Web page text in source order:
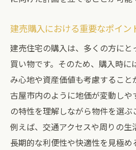
建売購入における重要なポイン
建売住宅の購入は、多くの方にと
買い物です。そのため、購入時
み心地や資産価値も考慮すること
古屋市内のように地価が変動し
の特性を理解しながら物件を選ぶ
例えば、交通アクセスや周りの生
長期的な利便性や快適性を見極め